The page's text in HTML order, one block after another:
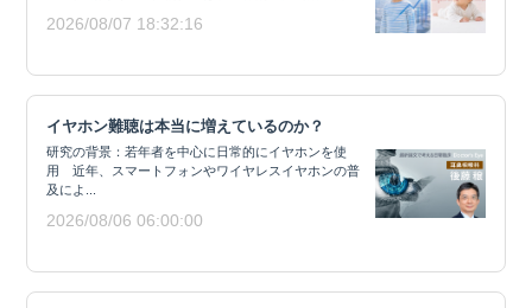
2026/08/07 18:32:16
イヤホン難聴は本当に増えているのか？
研究の背景：若年者を中心に日常的にイヤホンを使
用 近年、スマートフォンやワイヤレスイヤホンの普
及によ...
2026/08/06 06:00:00